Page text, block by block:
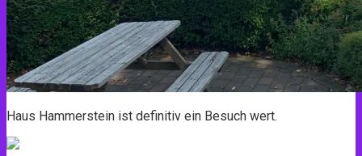
Haus Hammerstein ist definitiv ein Besuch wert.